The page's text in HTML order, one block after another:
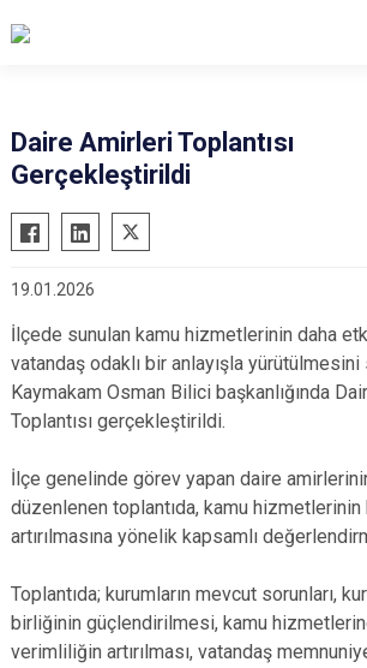
Acıgöl
Avanos
Gülşehir
Hacıbektaş
Kozaklı
Ürgüp
Daire Amirleri Toplantısı
Gerçekleştirildi
19.01.2026
İlçede sunulan kamu hizmetlerinin daha
vatandaş odaklı bir anlayışla yürütülmesini
Kaymakam Osman Bilici başkanlığında
Toplantısı gerçekleştirildi.
İlçe genelinde görev yapan daire amirlerinin
düzenlenen toplantıda, kamu
artırılmasına yönelik kapsamlı
Toplantıda; kurumların mevcut sorunları,
birliğinin güçlendirilmesi, kamu
verimliliğin artırılması, vatandaş